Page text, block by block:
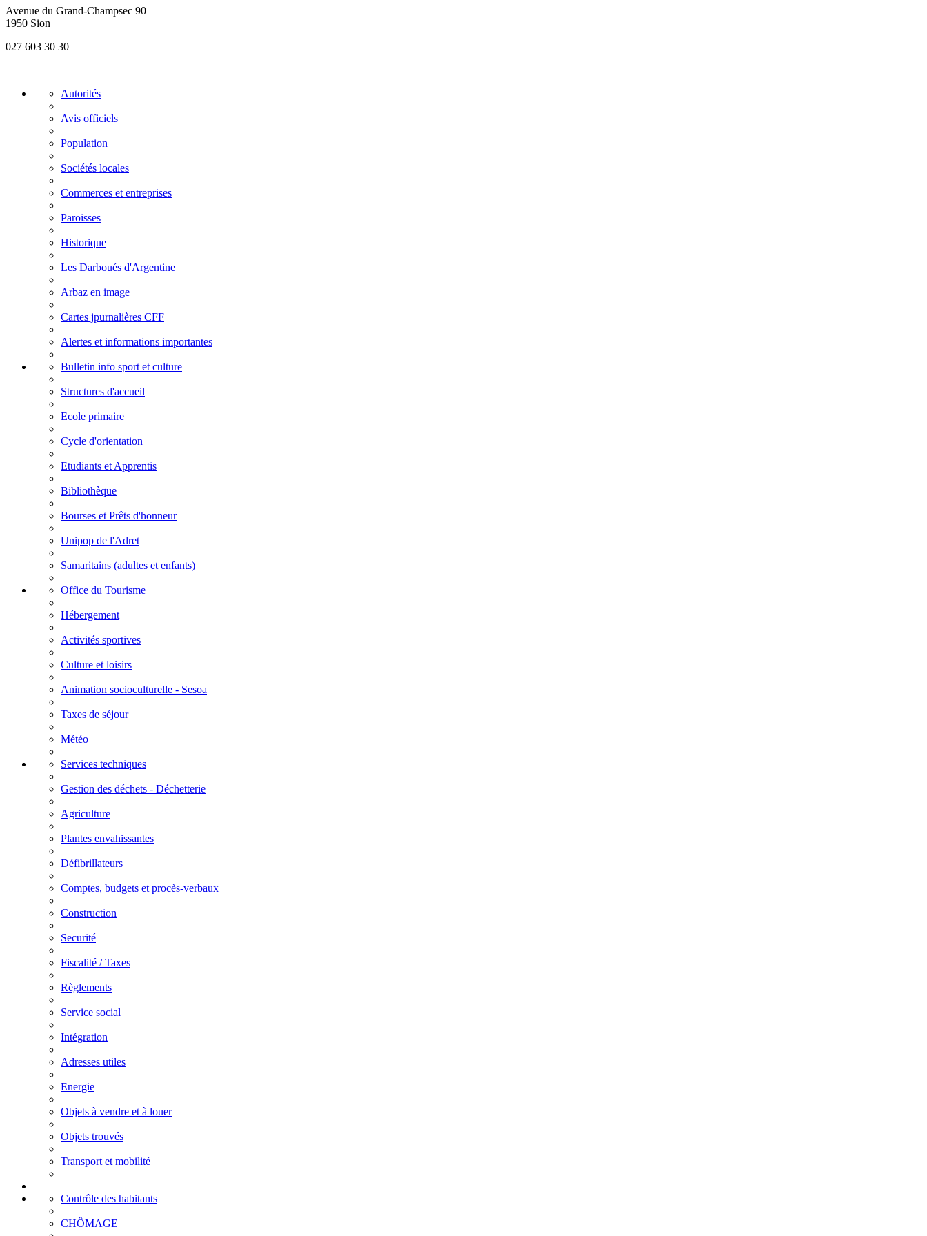
Avenue du Grand-Champsec 90
1950 Sion
027 603 30 30
Autorités
Avis officiels
Population
Sociétés locales
Commerces et entreprises
Paroisses
Historique
Les Darboués d'Argentine
Arbaz en image
Cartes jpurnalières CFF
Alertes et informations importantes
Bulletin info sport et culture
Structures d'accueil
Ecole primaire
Cycle d'orientation
Etudiants et Apprentis
Bibliothèque
Bourses et Prêts d'honneur
Unipop de l'Adret
Samaritains (adultes et enfants)
Office du Tourisme
Hébergement
Activités sportives
Culture et loisirs
Animation socioculturelle - Sesoa
Taxes de séjour
Météo
Services techniques
Gestion des déchets - Déchetterie
Agriculture
Plantes envahissantes
Défibrillateurs
Comptes, budgets et procès-verbaux
Construction
Securité
Fiscalité / Taxes
Règlements
Service social
Intégration
Adresses utiles
Energie
Objets à vendre et à louer
Objets trouvés
Transport et mobilité
Contrôle des habitants
CHÔMAGE